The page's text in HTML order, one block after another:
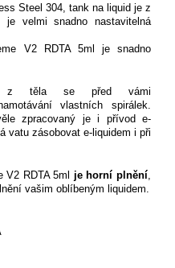
Steel 304, tank na liquid je z
je velmi snadno nastavitelná
V2 RDTA 5ml je snadno
z těla se před vámi
vlastních spirálek.
zpracovaný je i přívod e-
vatu zásobovat e-liquidem i při
V2 RDTA 5ml je horní plnění
vašim oblíbeným liquidem.